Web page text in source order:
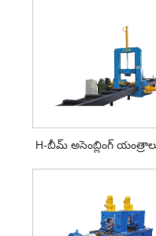
H-బీమ్ అసెంబ్లింగ్